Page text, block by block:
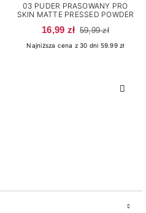
03 PUDER PRASOWANY PRO
SKIN MATTE PRESSED POWDER
16,99 zł 59,99 zł
Najniższa cena z 30 dni 59.99 zł